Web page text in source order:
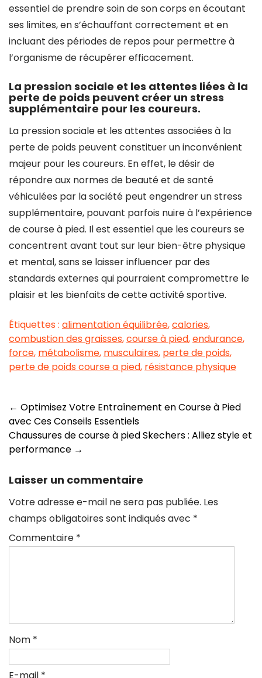
essentiel de prendre soin de son corps en écoutant
ses limites, en s’échauffant correctement et en
incluant des périodes de repos pour permettre à
l’organisme de récupérer efficacement.
La pression sociale et les attentes liées à la
perte de poids peuvent créer un stress
supplémentaire pour les coureurs.
La pression sociale et les attentes associées à la
perte de poids peuvent constituer un inconvénient
majeur pour les coureurs. En effet, le désir de
répondre aux normes de beauté et de santé
véhiculées par la société peut engendrer un stress
supplémentaire, pouvant parfois nuire à l’expérience
de course à pied. Il est essentiel que les coureurs se
concentrent avant tout sur leur bien-être physique
et mental, sans se laisser influencer par des
standards externes qui pourraient compromettre le
plaisir et les bienfaits de cette activité sportive.
Étiquettes : alimentation équilibrée,calories,
combustion des graisses,course à pied,endurance,
force, métabolisme, musculaires, perte de poids,
perte de poids course a pied, résistance physique
Navigation
des
articles
← Optimisez Votre Entraînement en Course à Pied
avec Ces Conseils Essentiels
Chaussures de course à pied Skechers : Alliez style et
performance →
Laisser un commentaire
Votre adresse e-mail ne sera pas publiée. Les
champs obligatoires sont indiqués avec *
Commentaire *
Nom *